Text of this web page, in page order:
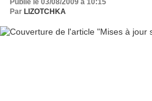
Publié le 03/08/2009 à 10:15
Par LIZOTCHKA